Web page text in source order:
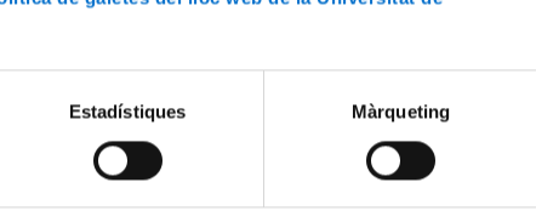
Estadístiques Màrqueting